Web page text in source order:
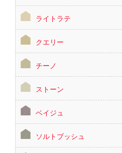
ライトラテ
クエリー
チーノ
ストーン
ベイジュ
ソルトブッシュ